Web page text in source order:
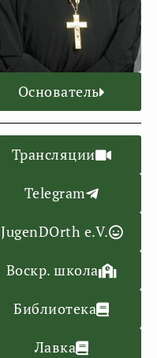
Основатель
Трансляции
Telegram
JugenDOrth e.V.
Воскр. школа
Библиотека
Лавка